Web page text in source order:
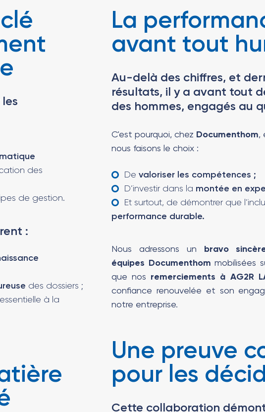
des
de gestion.
:
des dossiers ;
à la
La
avant tout
Au-delà des chiffres, et
résultats, il y a avant tout
des hommes, engagés au
C'est pourquoi, chez Documenthom,
nous faisons le choix :
Devaloriser les compétences ;
D’investir dans la montée en
Et surtout, de démontrer que
performance durable.
Nous adressons un
bravo
équipes Documenthom mobilisées
que nos remerciements à AG2R
confiance renouvelée et son
notre entreprise.
Une preuve
pour les
Cette collaboration